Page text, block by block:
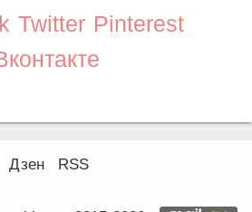
Twitter Pinterest
Дзен RSS